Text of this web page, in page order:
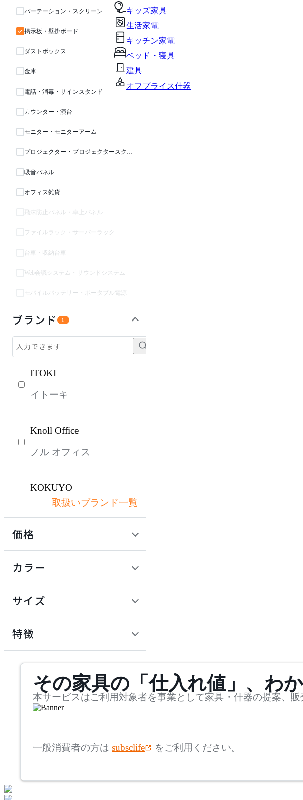
キッズ家具
生活家電
キッチン家電
ベッド・寝具
建具
オフプライス什器
パーテーション・スクリーン
掲示板・壁掛ボード
ダストボックス
金庫
電話・消毒・サインスタンド
カウンター・演台
モニター・モニターアーム
吸音パネル
オフィス雑貨
飛沫防止パネル・卓上パネル
ファイルラック・サーバーラック
台車・収納台車
Web会議システム・サウンドシステム
モバイルバッテリー・ポータブル電源
ブランド 1
ITOKI
イトーキ
Knoll Office
ノル オフィス
KOKUYO
コクヨ
リンテックス
NAIKI
オカムラ
取扱いブランド一覧
価格
カラー
サイズ
mm
検索
~
~
特徴
その家具の「仕入れ値」、わか
本サービスはご利用対象者を事業として家具・什器の提案、
一般消費者の方は subsclife をご利用ください。